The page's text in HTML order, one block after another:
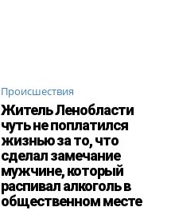
Происшествия
Житель Ленобласти
чуть не поплатился
жизнью за то, что
сделал замечание
мужчине, который
распивал алкоголь в
общественном месте